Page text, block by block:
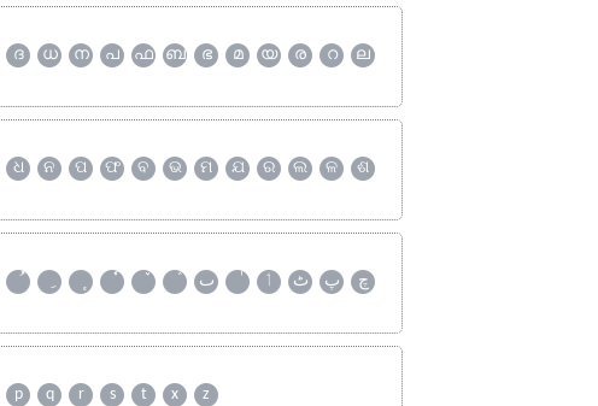
ദ ധ ന പ ഫ ബ ഭ മ യ ര റ
ല
ଧ ନ ପ ଫ ବ ଭ ମ ଯ ର ଲ ଳ
ଶ
ٮ ٲ ٹ پ
چ
p q r s t x z